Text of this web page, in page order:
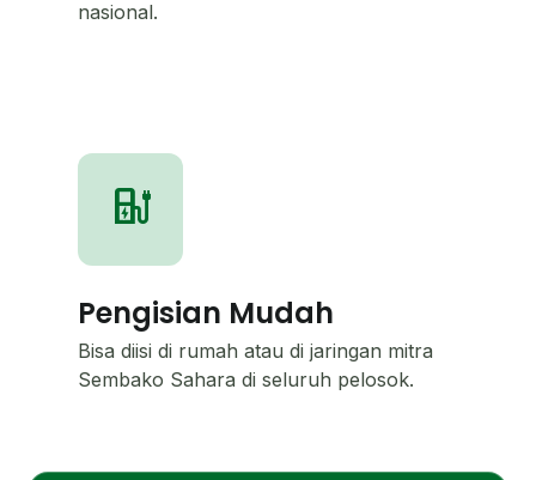
nasional.
ev_station
Pengisian Mudah
Bisa diisi di rumah atau di jaringan mitra
Sembako Sahara di seluruh pelosok.